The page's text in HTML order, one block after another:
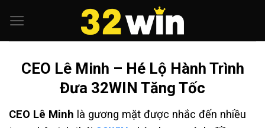
CEO Lê Minh – Hé Lộ Hành Trình
Đưa 32WIN Tăng Tốc
CEO Lê Minh là gương mặt được nhắc đến nhiều